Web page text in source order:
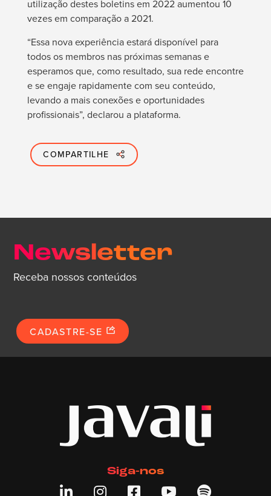
utilização destes boletins em 2022 aumentou 10
vezes em comparação a 2021.
“Essa nova experiência estará disponível para
todos os membros nas próximas semanas e
esperamos que, como resultado, sua rede encontre
e se engaje rapidamente com seu conteúdo,
levando a mais conexões e oportunidades
profissionais”, declarou a plataforma.
COMPARTILHE
Newsletter
Receba nossos conteúdos
CADASTRE-SE
Siga-nos
    